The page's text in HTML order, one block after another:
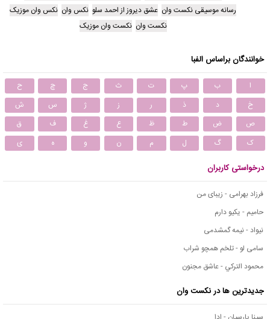
رسانه موسیقی نکست وان عشق دیروز از احمد سلو نکس وان نکس وان موزیک
نکست وان نکست وان موزیک
خوانندگان براساس الفبا
ا ب پ ت ث ج چ
ح
خ
د ذ ر ز ژ س
ش
ص
ض ط ظ ع غ ف
ق
ک
گ ل م ن و ه ی
درخواستی کاربران
فرزاد بهرامی - زیبای من
حامیم - یکیو دارم
نیواد - نیمه گمشدمی
سامی لو - تلخم همچو شراب
محمود التركي - عاشق مجنون
جدیدترین ها در نکست وان